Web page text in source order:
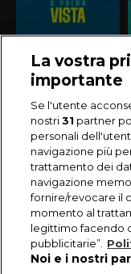
La vostra
importante
Se l'utente
nostri31 partner
personali
navigazione più
trattamento dei
navigazione
fornire/revocare il
momento al
legittimo facendo
pubblicitarie”.
Noi e i nostri